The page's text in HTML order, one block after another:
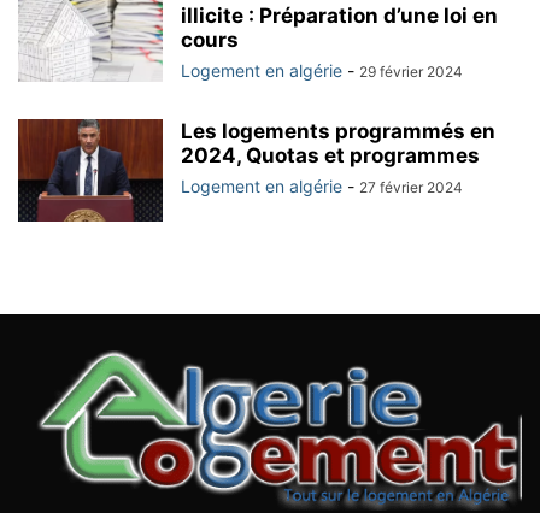
illicite : Préparation d’une loi en
cours
Logement en algérie - 29 février 2024
Les logements programmés en
2024, Quotas et programmes
Logement en algérie - 27 février 2024